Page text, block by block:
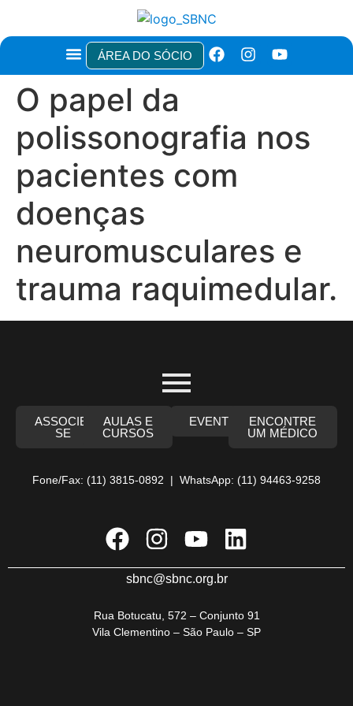
ÁREA DO SÓCIO
O papel da
polissonografia nos
pacientes com
doenças
neuromusculares e
trauma raquimedular.
ASSOCIE-
SE
AULAS E
CURSOS
EVENTOS
ENCONTRE
UM MÉDICO
Fone/Fax: (11) 3815-0892 | WhatsApp: (11) 94463-9258
sbnc@sbnc.org.br
Rua Botucatu, 572 – Conjunto 91
Vila Clementino – São Paulo – SP